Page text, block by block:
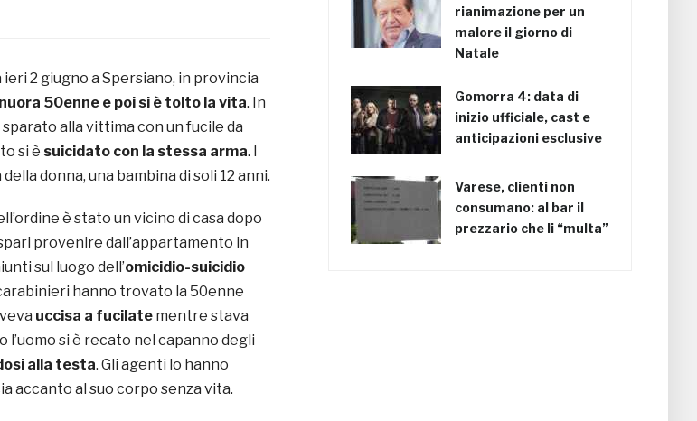
ieri 2 giugno a Spersiano, in provincia
50enne e poi si è tolto la vita. In
sparato alla vittima con un fucile da
si è suicidato con la stessa arma. I
donna, una bambina di soli 12 anni.
è stato un vicino di casa dopo
provenire dall’appartamento in
sul luogo dell’omicidio-suicidio
hanno trovato la 50enne
uccisa a fucilate mentre stava
l’uomo si è recato nel capanno degli
alla testa. Gli agenti lo hanno
accanto al suo corpo senza vita.
rianimazione per un
malore il giorno di
Natale
Gomorra 4: data di
inizio ufficiale, cast e
anticipazioni esclusive
Varese, clienti non
consumano: al bar il
prezzario che li “multa”